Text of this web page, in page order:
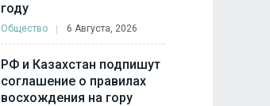
году
Общество 6 Августа, 2026
РФ и Казахстан подпишут
соглашение о правилах
восхождения на гору